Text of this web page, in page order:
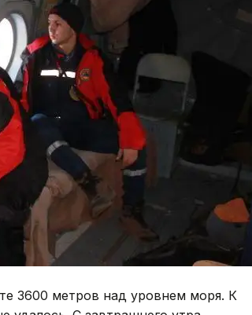
3600 метров над уровнем моря. К